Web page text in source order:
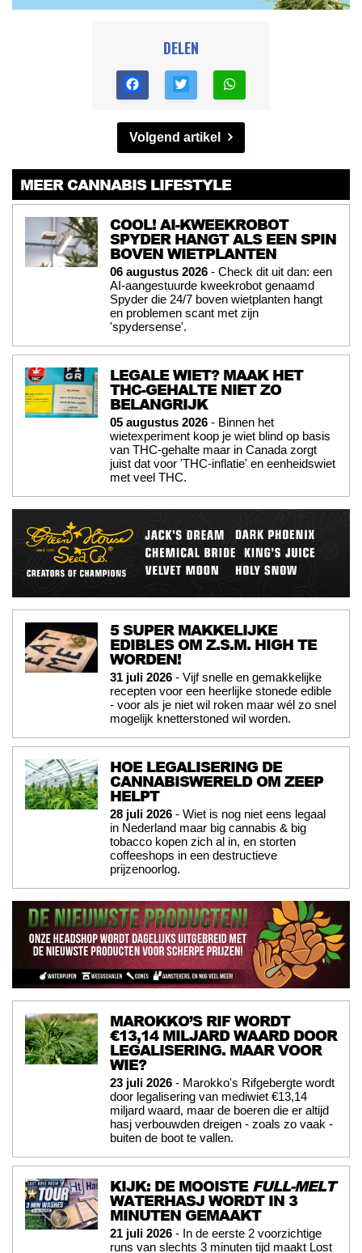
DELEN
Volgend artikel
MEER CANNABIS LIFESTYLE
COOL! AI-KWEEKROBOT
SPYDER HANGT ALS EEN SPIN
BOVEN WIETPLANTEN
06 augustus 2026 - Check dit uit dan: een
AI-aangestuurde kweekrobot genaamd
Spyder die 24/7 boven wietplanten hangt
en problemen scant met zijn
'spydersense'.
LEGALE WIET? MAAK HET
THC-GEHALTE NIET ZO
BELANGRIJK
05 augustus 2026 - Binnen het
wietexperiment koop je wiet blind op basis
van THC-gehalte maar in Canada zorgt
juist dat voor 'THC-inflatie' en eenheidswiet
met veel THC.
5 SUPER MAKKELIJKE
EDIBLES OM Z.S.M. HIGH TE
WORDEN!
31 juli 2026 - Vijf snelle en gemakkelijke
recepten voor een heerlijke stonede edible
- voor als je niet wil roken maar wél zo snel
mogelijk knetterstoned wil worden.
HOE LEGALISERING DE
CANNABISWERELD OM ZEEP
HELPT
28 juli 2026 - Wiet is nog niet eens legaal
in Nederland maar big cannabis & big
tobacco kopen zich al in, en storten
coffeeshops in een destructieve
prijzenoorlog.
MAROKKO’S RIF WORDT
€13,14 MILJARD WAARD DOOR
LEGALISERING. MAAR VOOR
WIE?
23 juli 2026 - Marokko's Rifgebergte wordt
door legalisering van mediwiet €13,14
miljard waard, maar de boeren die er altijd
hasj verbouwden dreigen - zoals zo vaak -
buiten de boot te vallen.
KIJK: DE MOOISTEFULL-MELT
WATERHASJ WORDT IN 3
MINUTEN GEMAAKT
21 juli 2026 - In de eerste 2 voorzichtige
runs van slechts 3 minuten tijd maakt Lost